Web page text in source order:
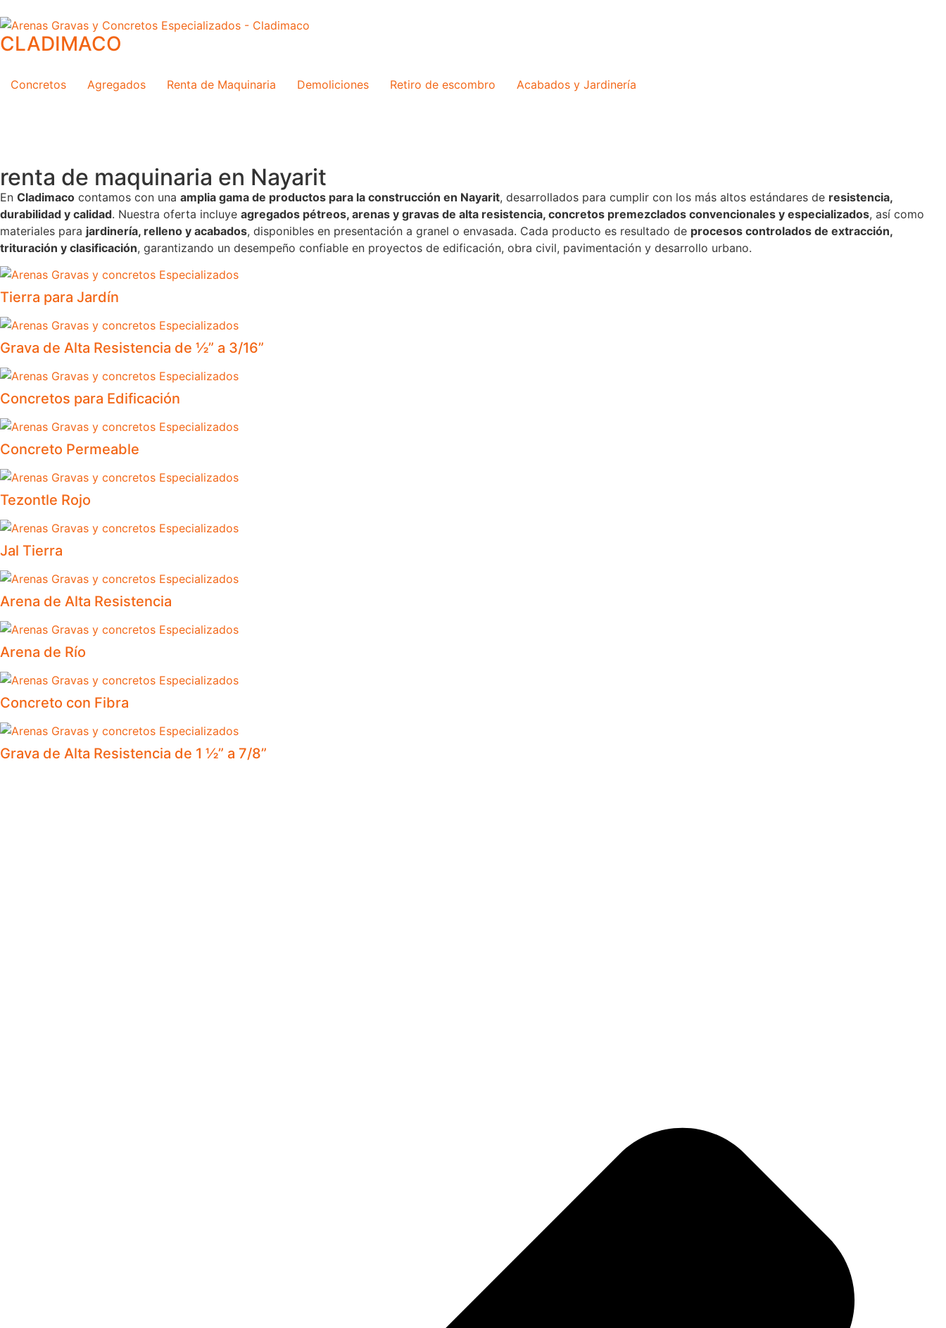
CLADIMACO
Concretos Agregados Renta de Maquinaria Demoliciones Retiro de escombro Acabados y Jardinería
renta de maquinaria en Nayarit
En Cladimaco contamos con una amplia gama de productos para la construcción en Nayarit, desarrollados para cumplir con los más altos estándares de resistencia,
durabilidad y calidad. Nuestra oferta incluye agregados pétreos, arenas y gravas de alta resistencia, concretos premezclados convencionales y especializados, así como
materiales para jardinería, relleno y acabados, disponibles en presentación a granel o envasada. Cada producto es resultado de procesos controlados de extracción,
trituración y clasificación, garantizando un desempeño confiable en proyectos de edificación, obra civil, pavimentación y desarrollo urbano.
Tierra para Jardín
Grava de Alta Resistencia de ½” a 3/16”
Concretos para Edificación
Concreto Permeable
Tezontle Rojo
Jal Tierra
Arena de Alta Resistencia
Arena de Río
Concreto con Fibra
Grava de Alta Resistencia de 1 ½” a 7/8”